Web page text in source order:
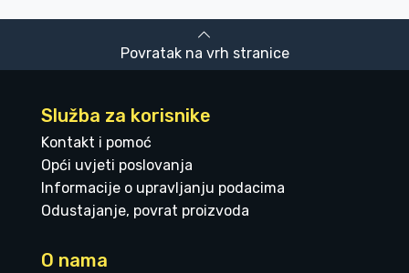
Povratak na vrh stranice
Služba za korisnike
Kontakt i pomoć
Opći uvjeti poslovanja
Informacije o upravljanju podacima
Odustajanje, povrat proizvoda
O nama